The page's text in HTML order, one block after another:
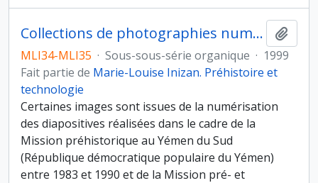
Collections de photographies numérisées
MLI34-MLI35 · Sous-sous-série organique · 1999
Fait partie de Marie-Louise Inizan. Préhistoire et
technologie
Certaines images sont issues de la numérisation
des diapositives réalisées dans le cadre de la
Mission préhistorique au Yémen du Sud
(République démocratique populaire du Yémen)
entre 1983 et 1990 et de la Mission pré- et